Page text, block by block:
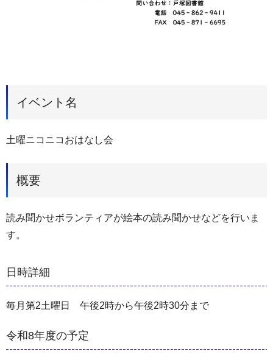
イベント名
土曜ニコニコおはなし会
概要
読み聞かせボランティアが絵本の読み聞かせなどを行いま
す。
日時詳細
毎月第2土曜日 午後2時から午後2時30分まで
令和8年度の予定